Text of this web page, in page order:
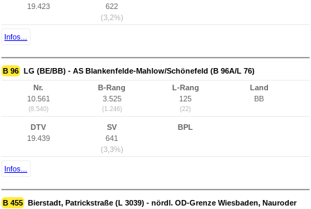
19.423
622
(3,2%)
Infos...
B 96 LG (BE/BB) - AS Blankenfelde-Mahlow/Schönefeld (B 96A/L 76)
Nr.
10.561
(8.540)
B-Rang
3.525
(1.246)
L-Rang
125
(22)
Land
BB
DTV
19.439
SV
641
(3,3%)
BPL
Infos...
B 455 Bierstadt, Patrickstraße (L 3039) - nördl. OD-Grenze Wiesbaden, Nauroder